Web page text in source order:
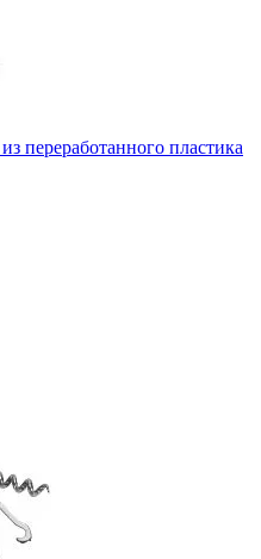
переработанного пластика